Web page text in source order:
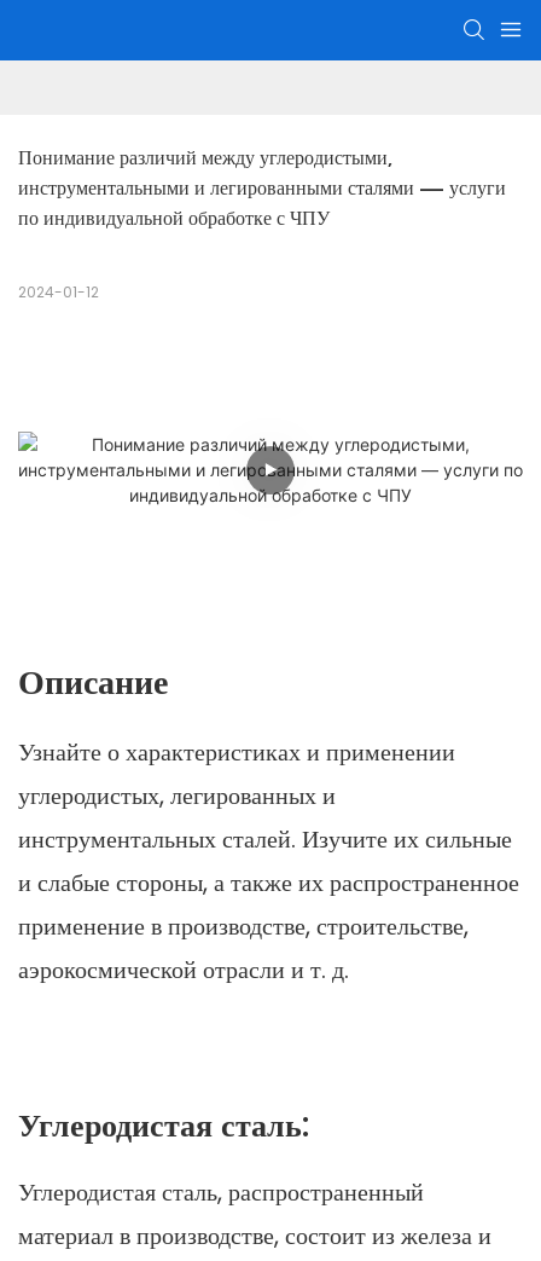
Понимание различий между углеродистыми,
инструментальными и легированными сталями — услуги
по индивидуальной обработке с ЧПУ
2024-01-12
Описание
Узнайте о характеристиках и применении
углеродистых, легированных и
инструментальных сталей. Изучите их сильные
и слабые стороны, а также их распространенное
применение в производстве, строительстве,
аэрокосмической отрасли и т. д.
Углеродистая сталь:
Углеродистая сталь, распространенный
материал в производстве, состоит из железа и